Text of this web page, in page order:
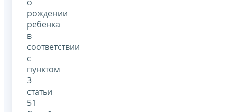
рождении
ребенка
в
соответствии
с
пунктом
3
статьи
51